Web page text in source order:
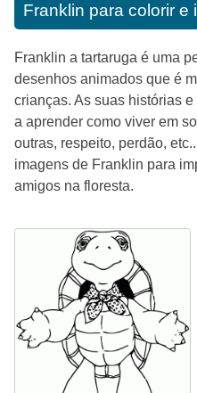
Franklin para colorir e
Franklin a tartaruga é uma
desenhos animados que é
crianças. As suas histórias
a aprender como viver em
outras, respeito, perdão,
imagens de Franklin para
amigos na floresta.